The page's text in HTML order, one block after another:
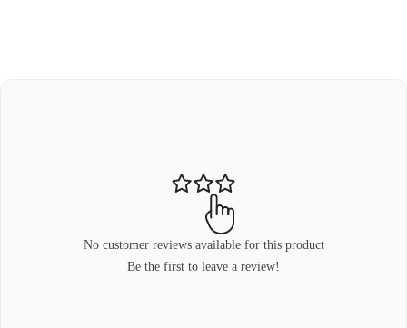
No customer reviews available for this product
Be the first to leave a review!